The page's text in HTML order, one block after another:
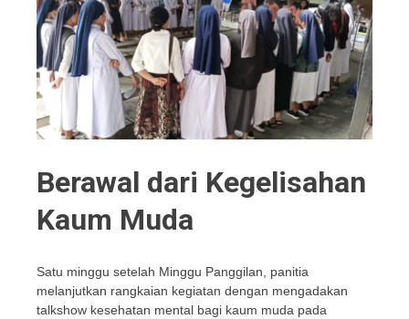
Berawal dari Kegelisahan
Kaum Muda
Satu minggu setelah Minggu Panggilan, panitia
melanjutkan rangkaian kegiatan dengan mengadakan
talkshow kesehatan mental bagi kaum muda pada